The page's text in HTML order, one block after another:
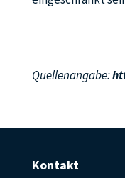
Quellenangabe:
Kontakt